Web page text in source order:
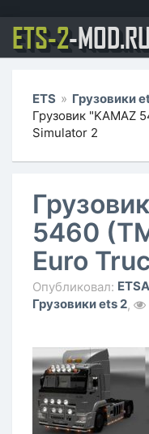
ETS-2-MOD.RU
ETS » Грузовики
Грузовик "KAMAZ
Simulator 2
5460
Euro
Опубликовал:
Грузовики ets 2,